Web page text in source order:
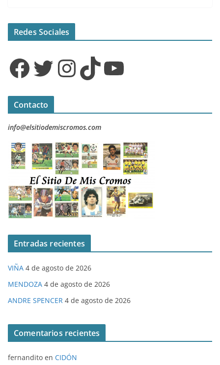
Redes Sociales
Facebook Twitter InstagramTikTok YouTube
Contacto
info@elsitiodemiscromos.com
Entradas recientes
VIÑA 4 de agosto de 2026
MENDOZA 4 de agosto de 2026
ANDRE SPENCER 4 de agosto de 2026
Comentarios recientes
fernandito en CIDÓN